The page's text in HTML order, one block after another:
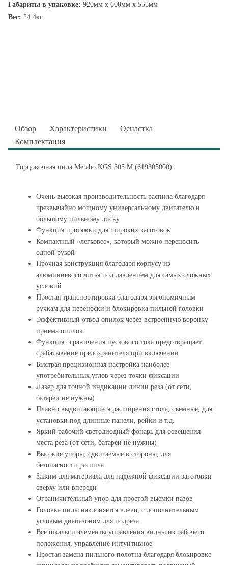
Габариты в упаковке: 920мм x 600мм x 555мм
Вес: 24.4кг
Обзор Характеристики
Оснастка
Комплектация
Торцовочная пила Metabo KGS 305 M (619305000):
Очень высокая производительность распила благодаря
чрезвычайно мощному универсальному двигателю и
большому пильному диску
Функция протяжки для широких заготовок
Компактный «легковес», который можно переносить
одной рукой
Прочная конструкция благодаря корпусу из
алюминиевого литья под давлением для самых сложных
условий
Простая транспортировка благодаря эргономичным
ручкам для переноски и блокировка пильной головки
Эффективный отвод опилок через встроенную воронку
приема опилок
Функция ограничения пускового тока предотвращает
срабатывание предохранителя при включении
Быстрая прецизионная настройка наиболее
употребительных углов через точки фиксации
Лазер для точной индикации линии реза (от сети,
батареи не нужны)
Плавно выдвигающиеся расширения стола, съемные, для
установки под длинные панели, рейки и т.д.
Яркий рабочий светодиодный фонарь для освещения
места реза (от сети, батареи не нужны)
Высокие упоры, сдвигаемые в стороны, для
безопасности распила
Зажим для материала для надежной фиксации заготовки
сверху или впереди
Ограничительный упор для простой выемки пазов
Головка пилы наклоняется влево, с дополнительным
угловым диапазоном для подреза
Все шкалы и элементы управления видны из рабочего
положения, управление интуитивное
Простая замена пильного полотна благодаря блокировке